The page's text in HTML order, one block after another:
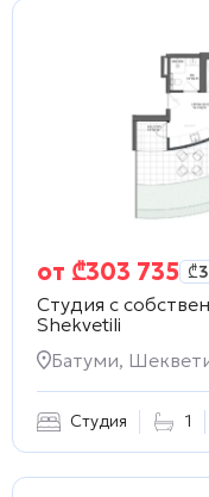
от ₾303 735 ₾
Студия с
Shekvetili
Батуми,
Студия 1